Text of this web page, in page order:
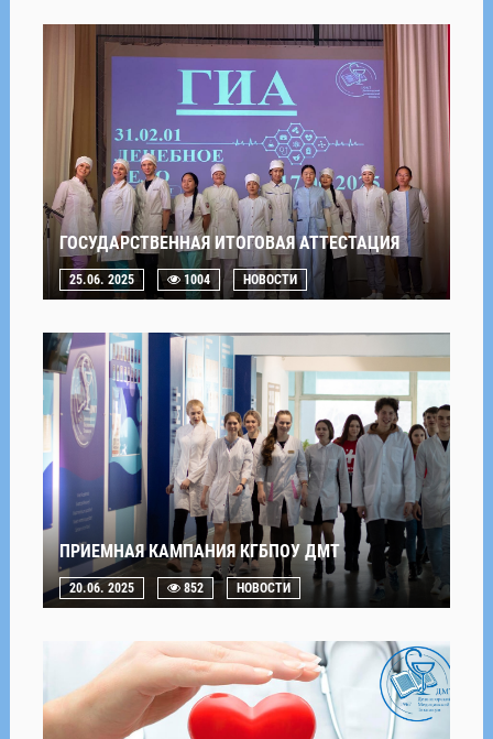
ГОСУДАРСТВЕННАЯ ИТОГОВАЯ АТТЕСТАЦИЯ
25.06. 2025 1004 НОВОСТИ
ПРИЕМНАЯ КАМПАНИЯ КГБПОУ ДМТ
20.06. 2025 852 НОВОСТИ